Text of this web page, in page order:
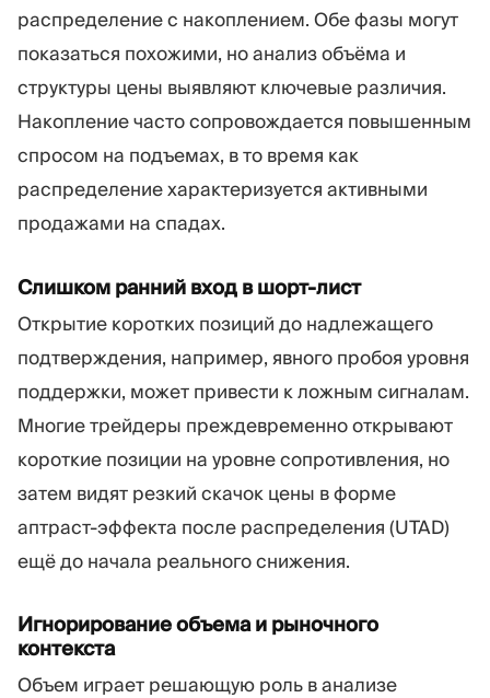
распределение с накоплением. Обе фазы могут
показаться похожими, но анализ объёма и
структуры цены выявляют ключевые различия.
Накопление часто сопровождается повышенным
спросом на подъемах, в то время как
распределение характеризуется активными
продажами на спадах.
Слишком ранний вход в шорт-лист
Открытие коротких позиций до надлежащего
подтверждения, например, явного пробоя уровня
поддержки, может привести к ложным сигналам.
Многие трейдеры преждевременно открывают
короткие позиции на уровне сопротивления, но
затем видят резкий скачок цены в форме
аптраст-эффекта после распределения (UTAD)
ещё до начала реального снижения.
Игнорирование объема и рыночного
контекста
Объем играет решающую роль в анализе